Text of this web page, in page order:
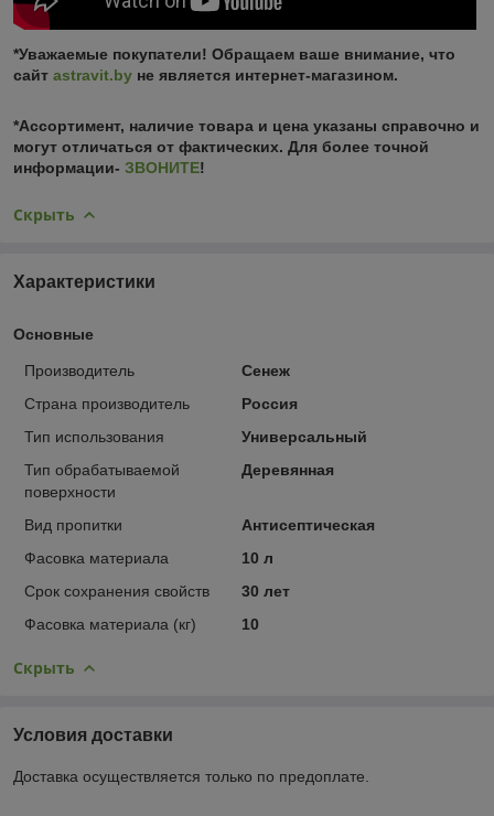
*Уважаемые покупатели! Обращаем ваше внимание, что
сайт astravit.by не является интернет-магазином.
*Ассортимент, наличие товара и цена указаны справочно и
могут отличаться от фактических. Для более точной
информации- ЗВОНИТЕ!
Скрыть
Характеристики
Основные
Производитель
Сенеж
Страна производитель
Россия
Тип использования
Универсальный
Тип обрабатываемой
поверхности
Деревянная
Вид пропитки
Антисептическая
Фасовка материала
10 л
Срок сохранения свойств
30 лет
Фасовка материала (кг)
10
Скрыть
Условия доставки
Доставка осуществляется только по предоплате.